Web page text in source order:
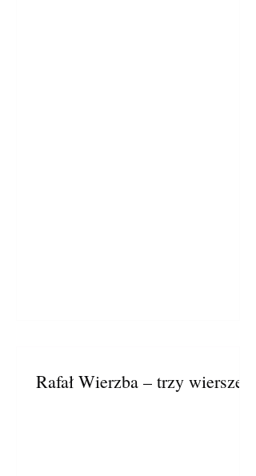
Rafał Wierzba – trzy wiersze